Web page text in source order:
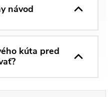
návod
kúta pred